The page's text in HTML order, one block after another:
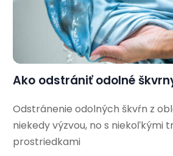
Ako odstrániť odolné
Odstránenie odolných škvŕn z
niekedy výzvou, no s niekoľkými
prostriedkami